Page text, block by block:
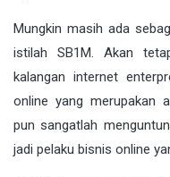
Mungkin masih ada
istilah SB1M. Akan
kalangan internet
online yang merupakan
pun sangatlah
jadi pelaku bisnis online